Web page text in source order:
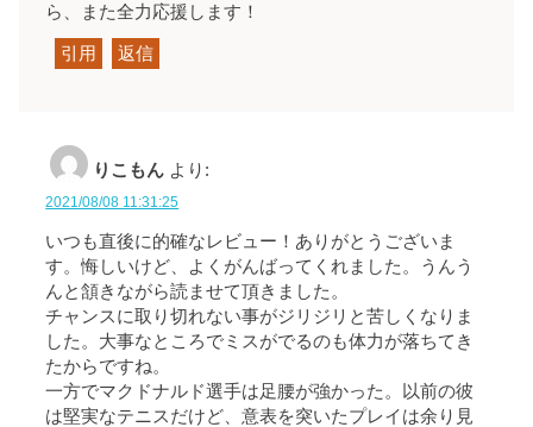
ら、また全力応援します！
引用 返信
りこもん より:
2021/08/08 11:31:25
いつも直後に的確なレビュー！ありがとうございま
す。悔しいけど、よくがんばってくれました。うんう
んと頷きながら読ませて頂きました。
チャンスに取り切れない事がジリジリと苦しくなりま
した。大事なところでミスがでるのも体力が落ちてき
たからですね。
一方でマクドナルド選手は足腰が強かった。以前の彼
は堅実なテニスだけど、意表を突いたプレイは余り見